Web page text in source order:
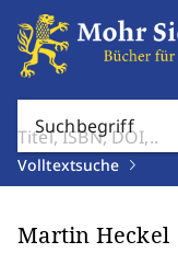
Suchbegriff
Volltextsuche
Martin Heckel